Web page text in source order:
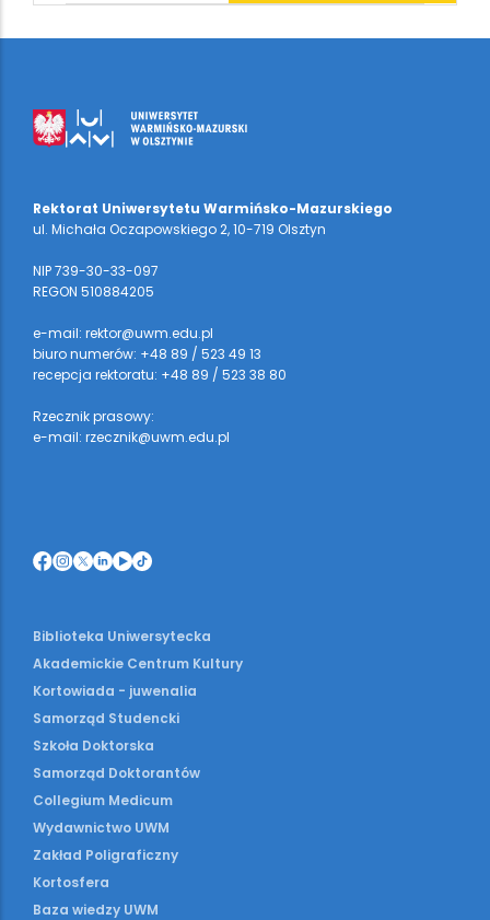
Rektorat Uniwersytetu Warmińsko-Mazurskiego
ul. Michała Oczapowskiego 2, 10-719 Olsztyn
NIP 739-30-33-097
REGON 510884205
e-mail: rektor@uwm.edu.pl
biuro numerów: +48 89 / 523 49 13
recepcja rektoratu: +48 89 / 523 38 80
Rzecznik prasowy:
e-mail: rzecznik@uwm.edu.pl
Biblioteka Uniwersytecka
Akademickie Centrum Kultury
Kortowiada - juwenalia
Samorząd Studencki
Szkoła Doktorska
Samorząd Doktorantów
Collegium Medicum
Wydawnictwo UWM
Zakład Poligraficzny
Kortosfera
Baza wiedzy UWM